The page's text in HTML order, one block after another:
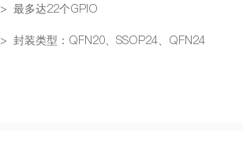
> 最多达22个GPIO
> 封装类型：QFN20、SSOP24、QFN24